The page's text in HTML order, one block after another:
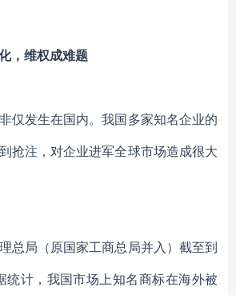
，维权成难题
仅发生在国内。我国多家知名企业的
抢注，对企业进军全球市场造成很大
总局（原国家工商总局并入）截至到
统计，我国市场上知名商标在海外被